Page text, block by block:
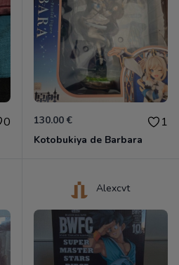
0 130.00 € 1
Kotobukiya de Barbara
Alexcvt